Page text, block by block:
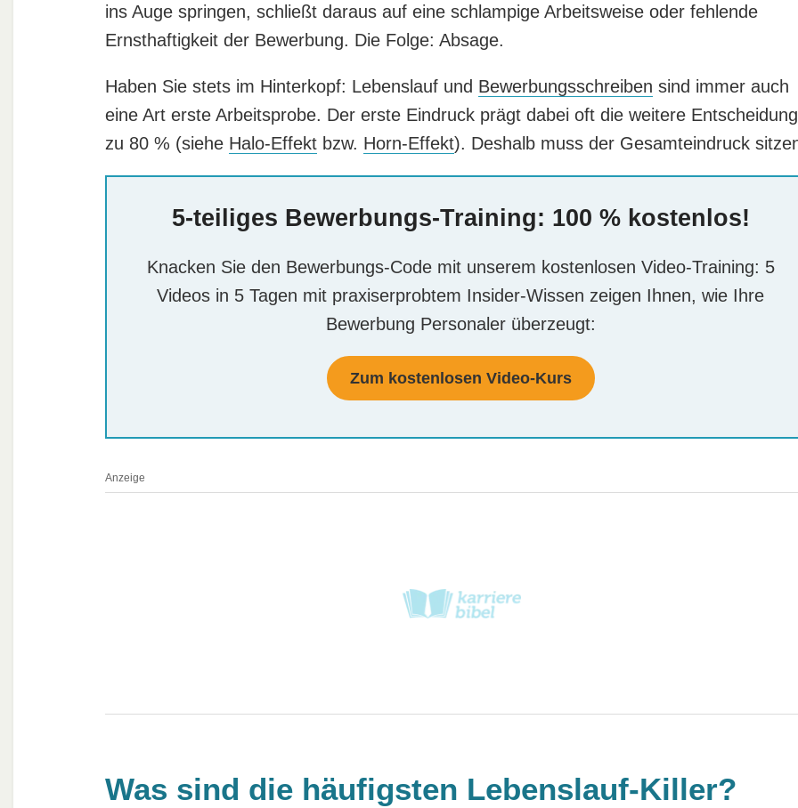
ins Auge springen, schließt daraus auf eine schlampige Arbeitsweise oder fehlende
Ernsthaftigkeit der Bewerbung. Die Folge: Absage.
Haben Sie stets im Hinterkopf: Lebenslauf und Bewerbungsschreiben sind immer auch
eine Art erste Arbeitsprobe. Der erste Eindruck prägt dabei oft die weitere Entscheidung
zu 80 % (siehe Halo-Effektbzw. Horn-Effekt). Deshalb muss der Gesamteindruck
5-teiliges Bewerbungs-Training: 100 % kostenlos!
Knacken Sie den Bewerbungs-Code mit unserem kostenlosen Video-Training: 5
Videos in 5 Tagen mit praxiserprobtem Insider-Wissen zeigen Ihnen, wie Ihre
Bewerbung Personaler überzeugt:
Zum kostenlosen Video-Kurs
Anzeige
Was sind die häufigsten Lebenslauf-Killer?